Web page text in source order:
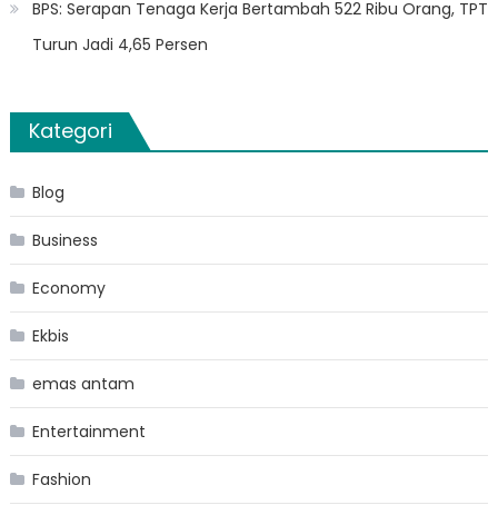
BPS: Serapan Tenaga Kerja Bertambah 522 Ribu Orang, TPT
Turun Jadi 4,65 Persen
Kategori
Blog
Business
Economy
Ekbis
emas antam
Entertainment
Fashion